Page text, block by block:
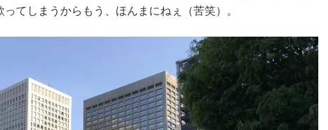
てしまうからもう、ほんまにねぇ（苦笑）。